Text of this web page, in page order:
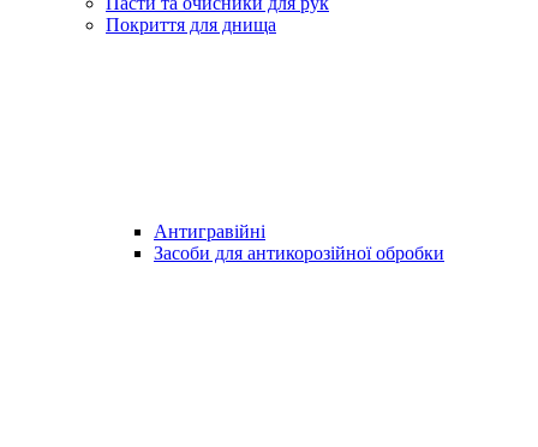
Покриття для днища
Антигравійні
Засоби для антикорозійної обробки